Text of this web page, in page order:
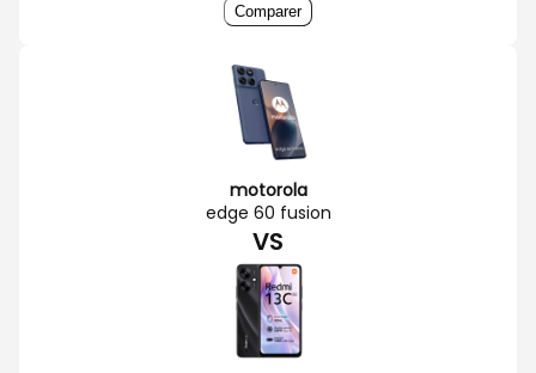
Comparer
motorola
edge 60 fusion
VS